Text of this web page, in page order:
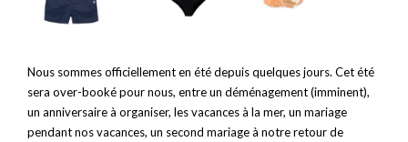
Nous sommes officiellement en été depuis quelques jours. Cet été
sera over-booké pour nous, entre un déménagement (imminent),
un anniversaire à organiser, les vacances à la mer, un mariage
pendant nos vacances, un second mariage à notre retour de